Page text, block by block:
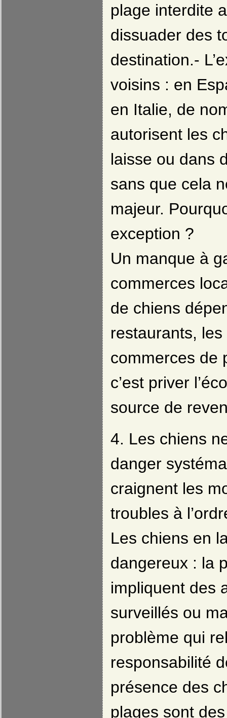
plage interdite
dissuader des
destination.-
voisins : en
en Italie, de
autorisent les
laisse ou dans
sans que cela
majeur.
exception ?
Un manque à
commerces
de chiens
restaurants,
commerces de
c’est priver
source de
4. Les chiens
danger
craignent les
troubles à
Les chiens en
dangereux : la
impliquent des
surveillés ou
problème qui
responsabilité
présence des
plages sont